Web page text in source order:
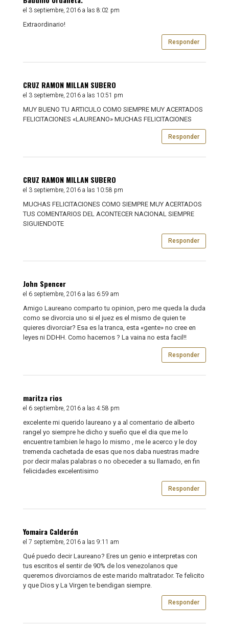
el 3 septiembre, 2016 a las 8:02 pm
Extraordinario!
Responder
CRUZ RAMON MILLAN SUBERO
el 3 septiembre, 2016 a las 10:51 pm
MUY BUENO TU ARTICULO COMO SIEMPRE MUY ACERTADOS
FELICITACIONES «LAUREANO» MUCHAS FELICITACIONES
Responder
CRUZ RAMON MILLAN SUBERO
el 3 septiembre, 2016 a las 10:58 pm
MUCHAS FELICITACIONES COMO SIEMPRE MUY ACERTADOS
TUS COMENTARIOS DEL ACONTECER NACIONAL SIEMPRE
SIGUIENDOTE
Responder
John Spencer
el 6 septiembre, 2016 a las 6:59 am
Amigo Laureano comparto tu opinion, pero me queda la duda
como se divorcia uno si el juez es el mismo de quien te
quieres divorciar? Esa es la tranca, esta «gente» no cree en
leyes ni DDHH. Como hacemos ? La vaina no esta facil!!
Responder
maritza rios
el 6 septiembre, 2016 a las 4:58 pm
excelente mi querido laureano y a al comentario de alberto
rangel yo siempre he dicho y sueño que el dia que me lo
encuentre tambien le hago lo mismo , me le acerco y le doy
tremenda cachetada de esas que nos daba nuestras madre
por decir malas palabras o no obeceder a su llamado, en fin
felicidades excelentisimo
Responder
Yomaira Calderón
el 7 septiembre, 2016 a las 9:11 am
Qué puedo decir Laureano? Eres un genio e interpretas con
tus escritos el sentir de 90% de los venezolanos que
queremos divorciarnos de este marido maltratador. Te felicito
y que Dios y La Virgen te bendigan siempre.
Responder